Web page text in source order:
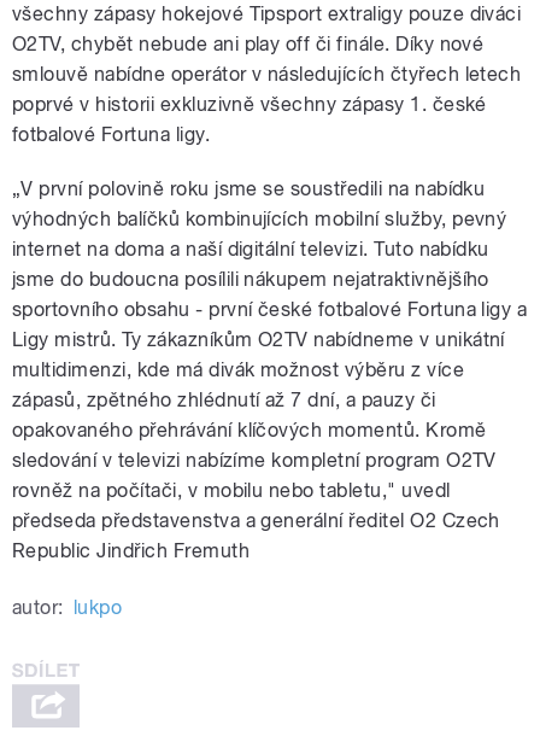
všechny zápasy hokejové Tipsport extraligy pouze diváci
O2TV, chybět nebude ani play off či finále. Díky nové
smlouvě nabídne operátor v následujících čtyřech letech
poprvé v historii exkluzivně všechny zápasy 1. české
fotbalové Fortuna ligy.
„V první polovině roku jsme se soustředili na nabídku
výhodných balíčků kombinujících mobilní služby, pevný
internet na doma a naší digitální televizi. Tuto nabídku
jsme do budoucna posílili nákupem nejatraktivnějšího
sportovního obsahu - první české fotbalové Fortuna ligy a
Ligy mistrů. Ty zákazníkům O2TV nabídneme v unikátní
multidimenzi, kde má divák možnost výběru z více
zápasů, zpětného zhlédnutí až 7 dní, a pauzy či
opakovaného přehrávání klíčových momentů. Kromě
sledování v televizi nabízíme kompletní program O2TV
rovněž na počítači, v mobilu nebo tabletu," uvedl
předseda představenstva a generální ředitel O2 Czech
Republic Jindřich Fremuth
autor: lukpo